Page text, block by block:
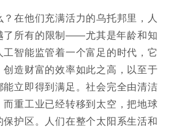
在他们充满活力的乌托邦里，人
了所有的限制——尤其是年龄和知
工智能监管着一个富足的时代，它
创造财富的效率如此之高，以至于
能立即得到满足。社会完全由清洁
而重工业已经转移到太空，把地球
保护区。人们在整个太阳系生活和